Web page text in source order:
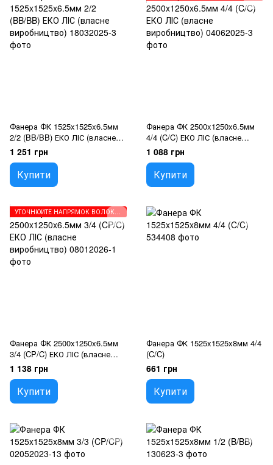
Фанера ФК 1525x1525x6.5мм
2/2 (BB/BB) ЕКО ЛІС (власне
виробництво)
1 251 грн
Купити
Фанера ФК 2500x1250x6.5мм
4/4 (C/C) ЕКО ЛІС (власне
виробництво)
1 088 грн
Купити
УТОЧНЮЙТЕ НАПРЯМОК ВОЛОКОН ПЕРЕД ЗАМОВЛЕННЯМ
Фанера ФК 2500x1250x6.5мм
3/4 (CP/C) ЕКО ЛІС (власне
виробництво)
1 138 грн
Купити
Фанера ФК 1525x1525x8мм 4/4
(C/C)
661 грн
Купити